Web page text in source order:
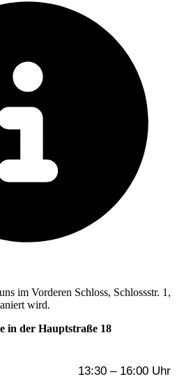
im Vorderen Schloss, Schlossstr. 1,
wird.
in der Hauptstraße 18
13:30 – 16:00 Uhr